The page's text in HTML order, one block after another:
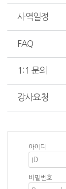
사역일정
FAQ
1:1 문의
강사요청
아이디
비밀번호